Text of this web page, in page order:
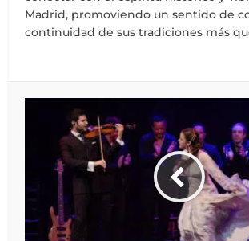
Madrid, promoviendo un sentido de
continuidad de sus tradiciones más